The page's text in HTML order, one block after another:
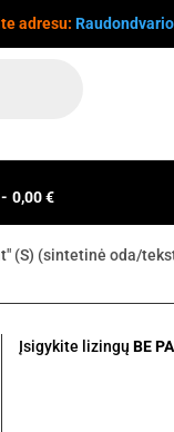
adresu:
0,00 €
(S) (sintetinė oda/
Įsigykite lizingų BE